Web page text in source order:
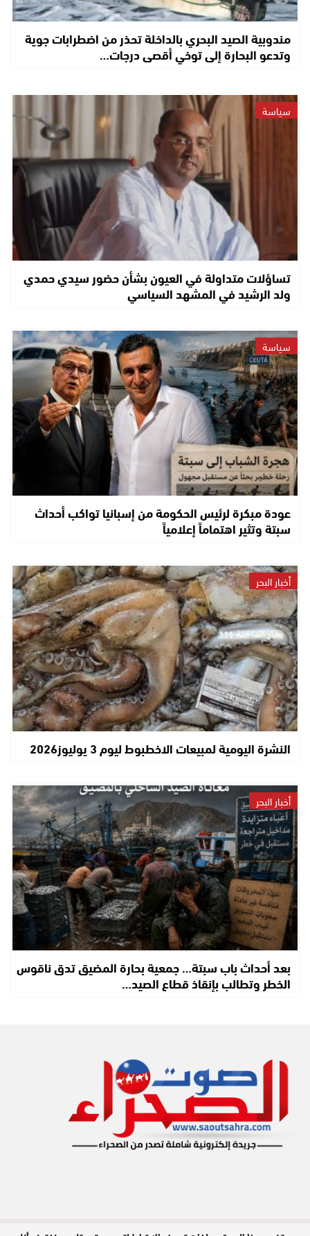
مندوبية الصيد البحري بالداخلة تحذر من اضطرابات جوية
وتدعو البحارة إلى توخي أقصى درجات…
سياسة
تساؤلات متداولة في العيون بشأن حضور سيدي حمدي
ولد الرشيد في المشهد السياسي
سياسة
عودة مبكرة لرئيس الحكومة من إسبانيا تواكب أحداث
سبتة وتثير اهتماماً إعلامياً
أخبار البحر
النشرة اليومية لمبيعات الاخطبوط ليوم 3 يوليوز2026
أخبار البحر
بعد أحداث باب سبتة… جمعية بحارة المضيق تدق ناقوس
الخطر وتطالب بإنقاذ قطاع الصيد…